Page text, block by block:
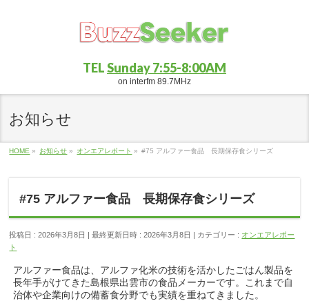
TELSunday 7:55-8:00AM
on interfm 89.7MHz
お知らせ
HOME » お知らせ » オンエアレポート » #75 アルファー食品 長期保存食シリーズ
#75 アルファー食品 長期保存食シリーズ
投稿日 : 2026年3月8日 最終更新日時 : 2026年3月8日 カテゴリー : オンエアレポー
ト
アルファー食品は、アルファ化米の技術を活かしたごはん製品を
長年手がけてきた島根県出雲市の食品メーカーです。これまで自
治体や企業向けの備蓄食分野でも実績を重ねてきました。